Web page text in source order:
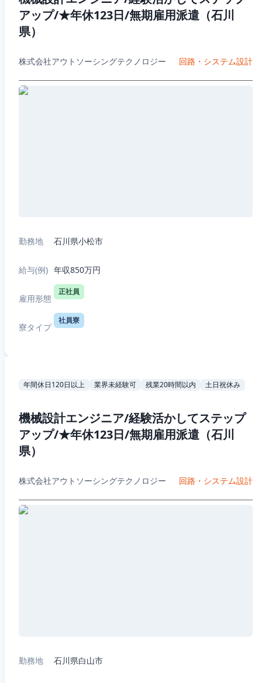
アップ/★年休123日/無期雇用派遣（石川
県）
株式会社アウトソーシングテクノロジー 回路・システム設計
勤務地 石川県小松市
給与(例) 年収850万円
雇用形態
正社員
寮タイプ
社員寮
年間休日120日以上 業界未経験可 残業20時間以内 土日祝休み
機械設計エンジニア/経験活かしてステップ
アップ/★年休123日/無期雇用派遣（石川
県）
株式会社アウトソーシングテクノロジー 回路・システム設計
勤務地 石川県白山市